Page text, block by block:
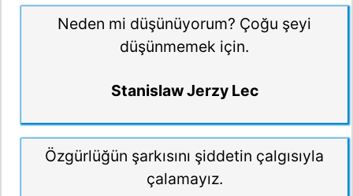
Neden mi düşünüyorum? Çoğu şeyi
düşünmemek için.
Stanislaw Jerzy Lec
Özgürlüğün şarkısını şiddetin çalgısıyla
çalamayız.